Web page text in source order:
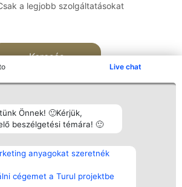
Live chat
Önnek! 🙂Kérjük,
beszélgetési témára! 🙂
anyagokat szeretnék
cégemet a Turul projektbe
a legjobb szolgáltatásokat
Keresés
Népszavazás
Nyertesek
listája
Elérhetőség
Elérhetőség